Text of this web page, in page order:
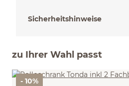
Sicherheitshinweise
zu Ihrer Wahl passt
- 10%